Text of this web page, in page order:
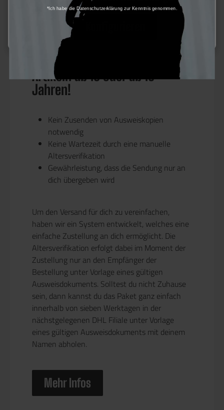
Ideal für mittlere Entfernungen und anpassbare
Unkomplizierter Versand von
Artikeln ab 16 oder ab 18
Jahren!
Kein Zusenden von Ausweiskopien
notwendig
Keine Wartezeit durch eine manuelle
Altersverifikation
Gewährleistung, dass die Sendung nur an
dich übergeben wird
Um den Versand für dich zu vereinfachen,
haben wir ein System entwickelt, welches eine
einfache Zustellung an dich ermöglicht. Die
Altersverifikation erfolgt dabei im Moment der
Zustellung nur an den Empfänger der
Bestellung unter Vorlage eines gültigen
Ausweisdokuments. Solltest du nicht Zuhause
sein, dann kannst du das Paket ganz einfach
innerhalb von sieben Werktagen in der
nächstgelegenen DHL Filiale unter Vorlage
eines gültigen Ausweisdokuments mit deinem
Namen abholen.
Mehr Infos
*Ich habe die Datenschutzerklärung zur Kenntnis genommen.